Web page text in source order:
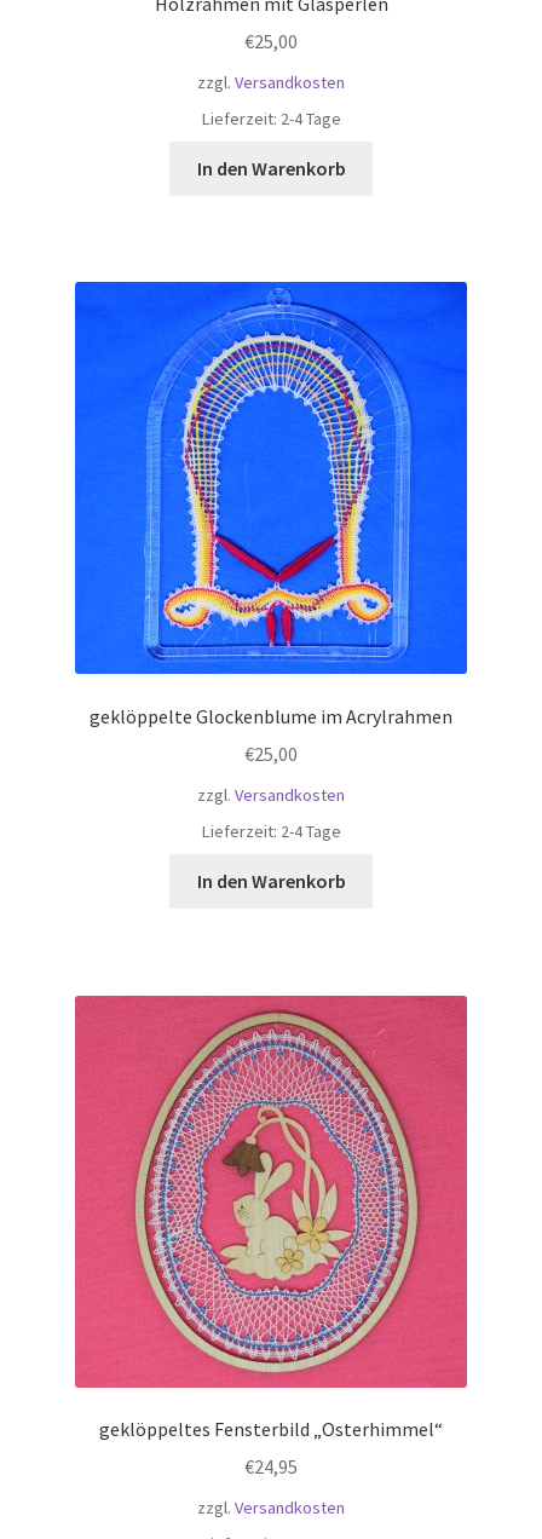
€25,00
zzgl. Versandkosten
Lieferzeit: 2-4 Tage
In den Warenkorb
geklöppelte Glockenblume im Acrylrahmen
€25,00
zzgl. Versandkosten
Lieferzeit: 2-4 Tage
In den Warenkorb
geklöppeltes Fensterbild „Osterhimmel“
€24,95
zzgl. Versandkosten